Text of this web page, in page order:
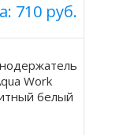
710 руб.